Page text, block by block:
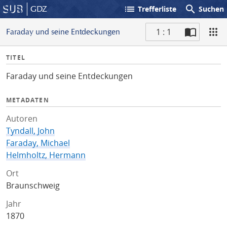
GDZ list Trefferliste search Suchen
Faraday und seine Entdeckungen 1 : 1
I
f
TITEL
Faraday und seine Entdeckungen
METADATEN
Autoren
Tyndall, John
Faraday, Michael
Helmholtz, Hermann
Ort
Braunschweig
Jahr
1870